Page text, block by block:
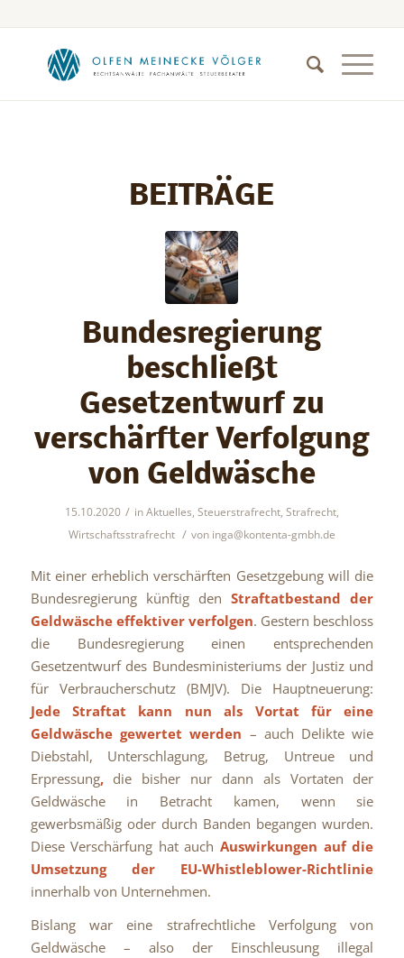
BEITRÄGE
Bundesregierung
beschließt
Gesetzentwurf zu
verschärfter Verfolgung
von Geldwäsche
15.10.2020 / inAktuelles, Steuerstrafrecht, Strafrecht,
Wirtschaftsstrafrecht / von inga@kontenta-gmbh.de
Mit einer erheblich verschärften Gesetzgebung will die
Bundesregierung künftig denStraftatbestand der
Geldwäsche effektiver verfolgen. Gestern beschloss
die Bundesregierung einen entsprechenden
Gesetzentwurf des Bundesministeriums der Justiz und
für Verbraucherschutz (BMJV). Die Hauptneuerung:
Jede Straftat kann nun als Vortat für eine
Geldwäsche gewertet werden – auch Delikte wie
Diebstahl, Unterschlagung, Betrug, Untreue und
Erpressung, die bisher nur dann als Vortaten der
Geldwäsche in Betracht kamen, wenn sie
gewerbsmäßig oder durch Banden begangen wurden.
Diese Verschärfung hat auchAuswirkungen auf die
Umsetzung der EU-Whistleblower-Richtlinie
innerhalb von Unternehmen.
Bislang war eine strafrechtliche Verfolgung von
Geldwäsche – also der Einschleusung illegal